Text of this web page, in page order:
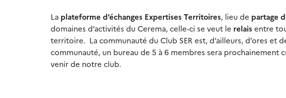
La plateforme d’échanges Expertises Territoires, lieu de partage
domaines d’activités du Cerema, celle-ci se veut le relaisentre
territoire. La communauté du Club SER est, d’ailleurs, d’ores et
communauté, un bureau de 5 à 6 membres sera prochainement
venir de notre club.